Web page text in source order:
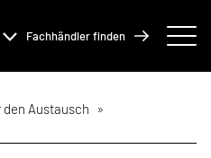
Fachhändler finden
Austausch »